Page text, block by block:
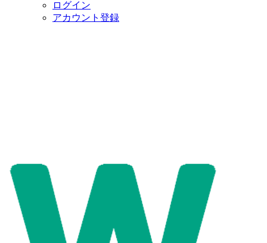
ログイン
アカウント登録